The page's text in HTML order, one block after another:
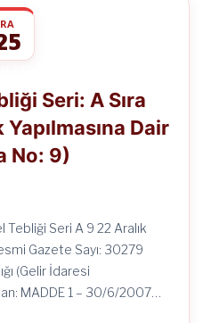
Seri: A Sıra
Dair
No: 9)
Tebliği Seri A 9 22 Aralık
Gazete Sayı: 30279
(Gelir İdaresi
MADDE 1 – 30/6/2007…